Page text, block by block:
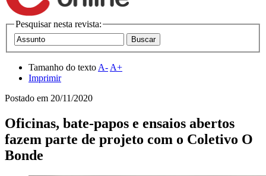
Pesquisar nesta revista:
Tamanho do texto A- A+
Imprimir
Postado em 20/11/2020
Oficinas, bate-papos e ensaios abertos
fazem parte de projeto com o Coletivo O
Bonde